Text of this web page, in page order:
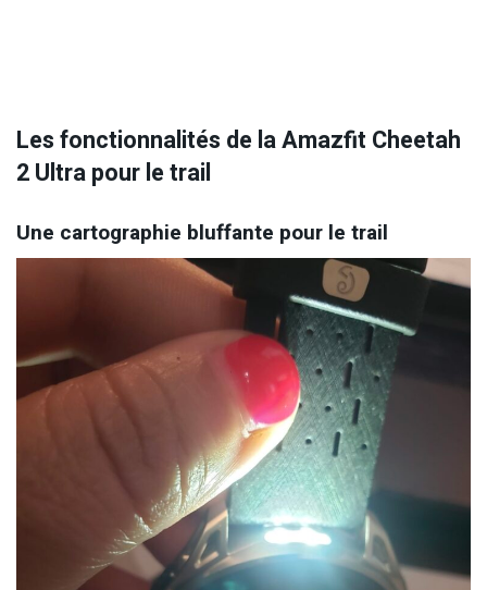
Les fonctionnalités de la Amazfit Cheetah
2 Ultra pour le trail
Une cartographie bluffante pour le trail